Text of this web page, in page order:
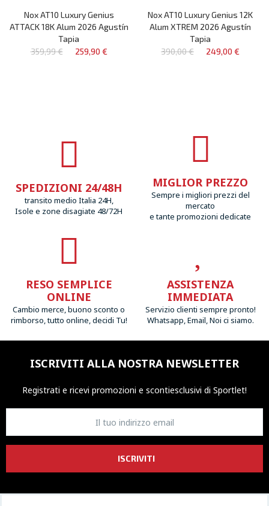
Nox AT10 Luxury Genius
ATTACK 18K Alum 2026 Agustín
Tapia
359,99 €
259,90 €
Nox AT10 Luxury Genius 12K
Alum XTREM 2026 Agustín
Tapia
390,00 €
249,00 €
SPEDIZIONI 24/48H
transito medio Italia 24H,
Isole e zone disagiate 48/72H
MIGLIOR PREZZO
Sempre i migliori prezzi del
mercato
e tante promozioni dedicate
RESO SEMPLICE
ONLINE
Cambio merce, buono sconto o
rimborso, tutto online, decidi Tu!
ASSISTENZA
IMMEDIATA
Servizio clienti sempre pronto!
Whatsapp, Email, Noi ci siamo.
ISCRIVITI ALLA NOSTRA NEWSLETTER
Registrati e ricevi promozioni e scontiesclusivi di Sportlet!
ISCRIVITI